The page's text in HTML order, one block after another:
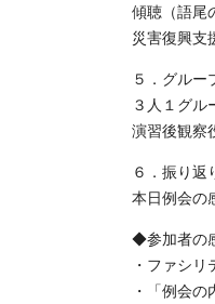
傾聴（語尾
災害復興支
５．グルー
３人１グル
演習後観察
６．振り返
本日例会の
◆参加
・ファシ
・「例会